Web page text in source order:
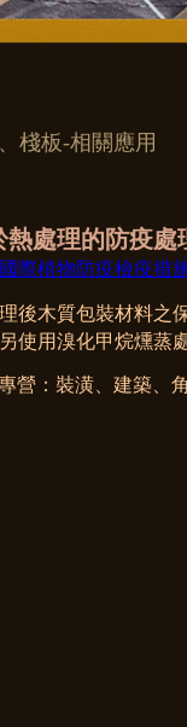
棧板-相關應用
熱處理的防疫處
國際植物防疫檢疫措
後木質包裝材料之
使用溴化甲烷燻蒸
營：裝潢、建築、